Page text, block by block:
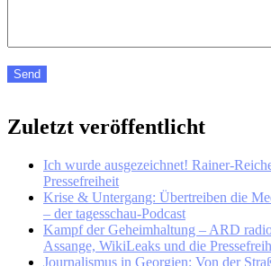
Zuletzt veröffentlicht
Ich wurde ausgezeichnet! Rainer-
Pressefreiheit
Krise & Untergang: Übertreiben die
– der tagesschau-Podcast
Kampf der Geheimhaltung – ARD
Assange, WikiLeaks und die
Journalismus in Georgien: Von der